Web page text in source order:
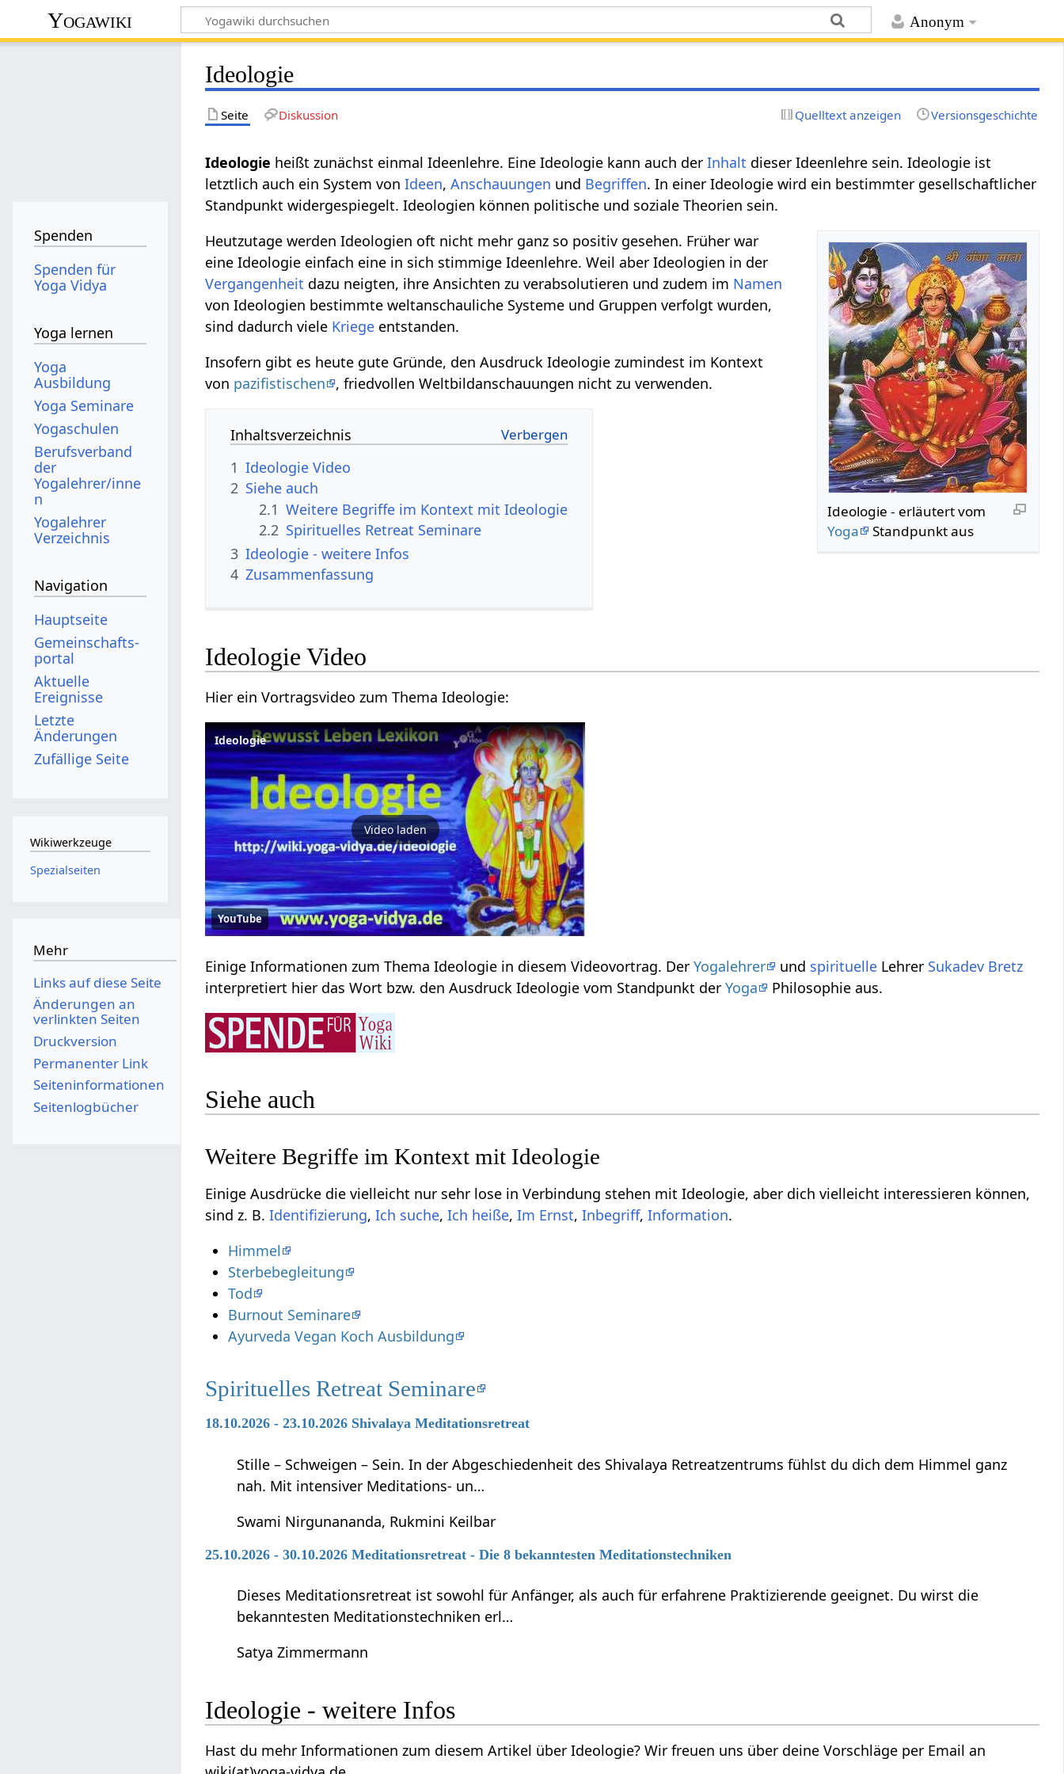
Anonym
Yogawiki
Ideologie
Seite Diskussion Quelltext anzeigen Versionsgeschichte
heißt zunächst einmal Ideenlehre. Eine Ideologie kann auch derInhalt dieser Ideenlehre sein. Ideologie ist
letztlich auch ein System vonIdeen,Anschauungen und Begriffen. In einer Ideologie wird ein bestimmter gesellschaftlicher
Standpunkt widergespiegelt. Ideologien können politische und soziale Theorien sein.
Ideologie‏‎ - erläutert vom
Yoga
Standpunkt aus
Heutzutage werden Ideologien oft nicht mehr ganz so positiv gesehen. Früher war
eine Ideologie einfach eine in sich stimmige Ideenlehre. Weil aber Ideologien in der
Vergangenheit dazu neigten, ihre Ansichten zu verabsolutieren und zudem im Namen
von Ideologien bestimmte weltanschauliche Systeme und Gruppen verfolgt wurden,
sind dadurch viele Kriege entstanden.
Insofern gibt es heute gute Gründe, den Ausdruck Ideologie zumindest im Kontext
von pazifistischen , friedvollen Weltbildanschauungen nicht zu verwenden.
Inhaltsverzeichnis
1
Ideologie‏‎ Video
2 Siehe auch
2.1
2.2 Spirituelles Retreat Seminare
3
Ideologie‏‎ - weitere Infos
4 Zusammenfassung
Ideologie‏‎ Video
Hier ein Vortragsvideo zum Thema Ideologie‏‎:
Ideologie
Video laden
YouTube
Einige Informationen zum Thema Ideologie‏‎ in diesem Videovortrag. DerYogalehrer und spirituelle Lehrer Sukadev Bretz
interpretiert hier das Wort bzw. den Ausdruck Ideologie‏‎ vom Standpunkt derYoga Philosophie aus.
Siehe auch
Einige Ausdrücke die vielleicht nur sehr lose in Verbindung stehen mit Ideologie‏‎, aber dich vielleicht interessieren können,
sind z. B.
, , , , Inbegriff‏‎,
.
Himmel
Sterbebegleitung
Tod
Burnout Seminare
Ayurveda Vegan Koch Ausbildung
Spirituelles Retreat Seminare
18.10.2026 - 23.10.2026 Shivalaya Meditationsretreat
Stille – Schweigen – Sein. In der Abgeschiedenheit des Shivalaya Retreatzentrums fühlst du dich dem Himmel ganz
nah. Mit intensiver Meditations- un…
Swami Nirgunananda, Rukmini Keilbar
25.10.2026 - 30.10.2026 Meditationsretreat - Die 8 bekanntesten Meditationstechniken
Dieses Meditationsretreat ist sowohl für Anfänger, als auch für erfahrene Praktizierende geeignet. Du wirst die
bekanntesten Meditationstechniken erl…
Satya Zimmermann
Ideologie‏‎ - weitere Infos
Hast du mehr Informationen zum diesem Artikel über Ideologie‏‎? Wir freuen uns über deine Vorschläge per Email an
Spenden
Spenden für
Yoga Vidya
Yoga lernen
Yoga
Ausbildung
Yoga Seminare
Yogaschulen
Berufsverband
der
Yogalehrer/inne
n
Yogalehrer
Verzeichnis
Navigation
Hauptseite
Gemeinschafts­
portal
Aktuelle
Ereignisse
Letzte
Änderungen
Zufällige Seite
Wikiwerkzeuge
Spezialseiten
Mehr
Links auf diese Seite
Änderungen an
verlinkten Seiten
Druckversion
Permanenter Link
Seiten­­informationen
Seitenlogbücher